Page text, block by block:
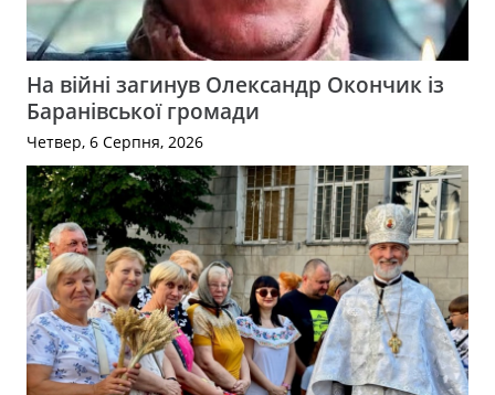
На війні загинув Олександр Окончик із
Баранівської громади
Четвер, 6 Серпня, 2026